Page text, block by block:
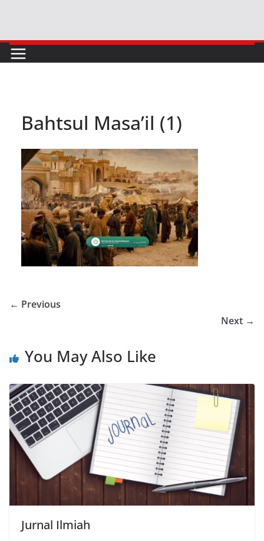
content
Bahtsul Masa’il (1)
← Previous
Next →
You May Also Like
Jurnal Ilmiah